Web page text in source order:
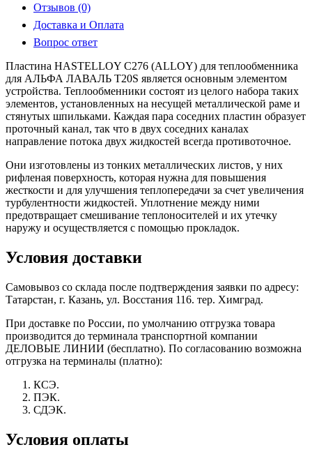
Отзывов (0)
Доставка и Оплата
Вопрос ответ
Пластина HASTELLOY C276 (ALLOY) для теплообменника
для АЛЬФА ЛАВАЛЬ T20S является основным элементом
устройства. Теплообменники состоят из целого набора таких
элементов, установленных на несущей металлической раме и
стянутых шпильками. Каждая пара соседних пластин образует
проточный канал, так что в двух соседних каналах
направление потока двух жидкостей всегда противоточное.
Они изготовлены из тонких металлических листов, у них
рифленая поверхность, которая нужна для повышения
жесткости и для улучшения теплопередачи за счет увеличения
турбулентности жидкостей. Уплотнение между ними
предотвращает смешивание теплоносителей и их утечку
наружу и осуществляется с помощью прокладок.
Условия доставки
Самовывоз со склада после подтверждения заявки по адресу:
Татарстан, г. Казань, ул. Восстания 116. тер. Химград.
При доставке по России, по умолчанию отгрузка товара
производится до терминала транспортной компании
ДЕЛОВЫЕ ЛИНИИ (бесплатно). По согласованию возможна
отгрузка на терминалы (платно):
КСЭ.
ПЭК.
СДЭК.
Условия оплаты